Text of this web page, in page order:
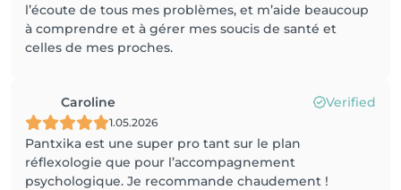
l’écoute de tous mes problèmes, et m’aide beaucoup
à comprendre et à gérer mes soucis de santé et
celles de mes proches.
Caroline Verified
1.05.2026
Pantxika est une super pro tant sur le plan
réflexologie que pour l’accompagnement
psychologique. Je recommande chaudement !